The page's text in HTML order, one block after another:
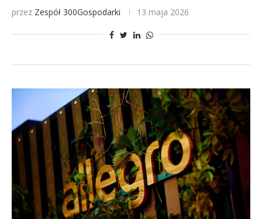
przez Zespół 300Gospodarki 13 maja 2026